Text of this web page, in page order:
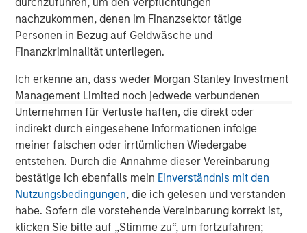
nachzukommen, denen im Finanzsektor tätige
Personen in Bezug auf Geldwäsche und
Finanzkriminalität unterliegen.
Ich erkenne an, dass weder Morgan Stanley Investment
Management Limited noch jedwede verbundenen
Unternehmen für Verluste haften, die direkt oder
indirekt durch eingesehene Informationen infolge
meiner falschen oder irrtümlichen Wiedergabe
entstehen. Durch die Annahme dieser Vereinbarung
bestätige ich ebenfalls mein Einverständnis mit den
Nutzungsbedingungen, die ich gelesen und verstanden
habe. Sofern die vorstehende Vereinbarung korrekt ist,
klicken Sie bitte auf „Stimme zu“, um fortzufahren;
www.labeltronix.com andwww.rethinklabel.com
About Morgan Stanley Capital Partners
Investment Management, is a leading middle-market
private equity platform that has invested capital in a
broad spectrum of industries for over three decades.
Morgan Stanley Capital Partners focuses on privately
negotiated equity and equity-related investments
primarily in North America and seeks to create value in
portfolio companies primarily in a series of subsectors in
the business services, consumer, healthcare, education
and industrials markets with an emphasis on driving